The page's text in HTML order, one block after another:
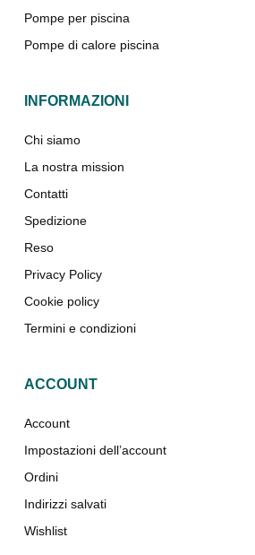
Pompe per piscina
Pompe di calore piscina
INFORMAZIONI
Chi siamo
La nostra mission
Contatti
Spedizione
Reso
Privacy Policy
Cookie policy
Termini e condizioni
ACCOUNT
Account
Impostazioni dell’account
Ordini
Indirizzi salvati
Wishlist